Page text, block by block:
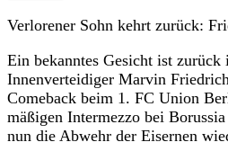
Verlorener Sohn kehrt zurück:
Ein bekanntes Gesicht ist
Innenverteidiger Marvin
Comeback beim 1. FC Union
mäßigen Intermezzo bei
nun die Abwehr der Eisernen